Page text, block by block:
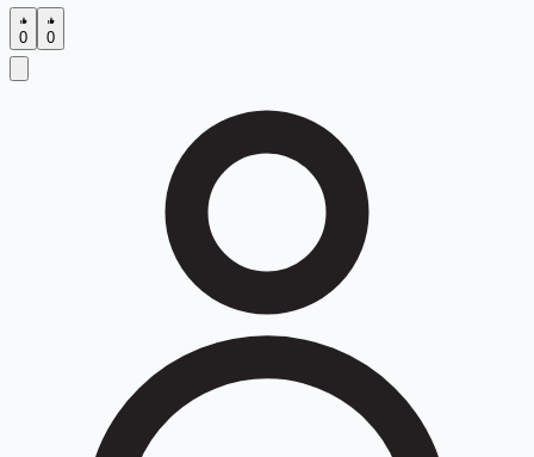
0 0